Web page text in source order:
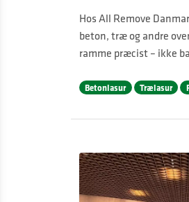
Hos All Remove
beton, træ og andre
ramme præcist – ikke
Betonlasur Trælasur